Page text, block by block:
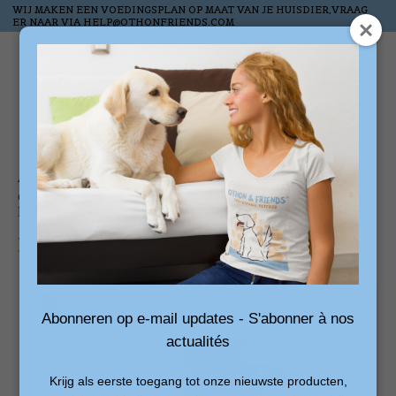
WIJ MAKEN EEN VOEDINGSPLAN OP MAAT VAN JE HUISDIER,VRAAG
ER NAAR VIA HELP@OTHONFRIENDS.COM
Liste de
Accueil /
Othon&Friends Bites Saumon & Rice - Friandises saines pour
l'entraînement des chiens
Abonneren op e-mail updates - S'abonner à nos
actualités
Krijg als eerste toegang tot onze nieuwste producten,